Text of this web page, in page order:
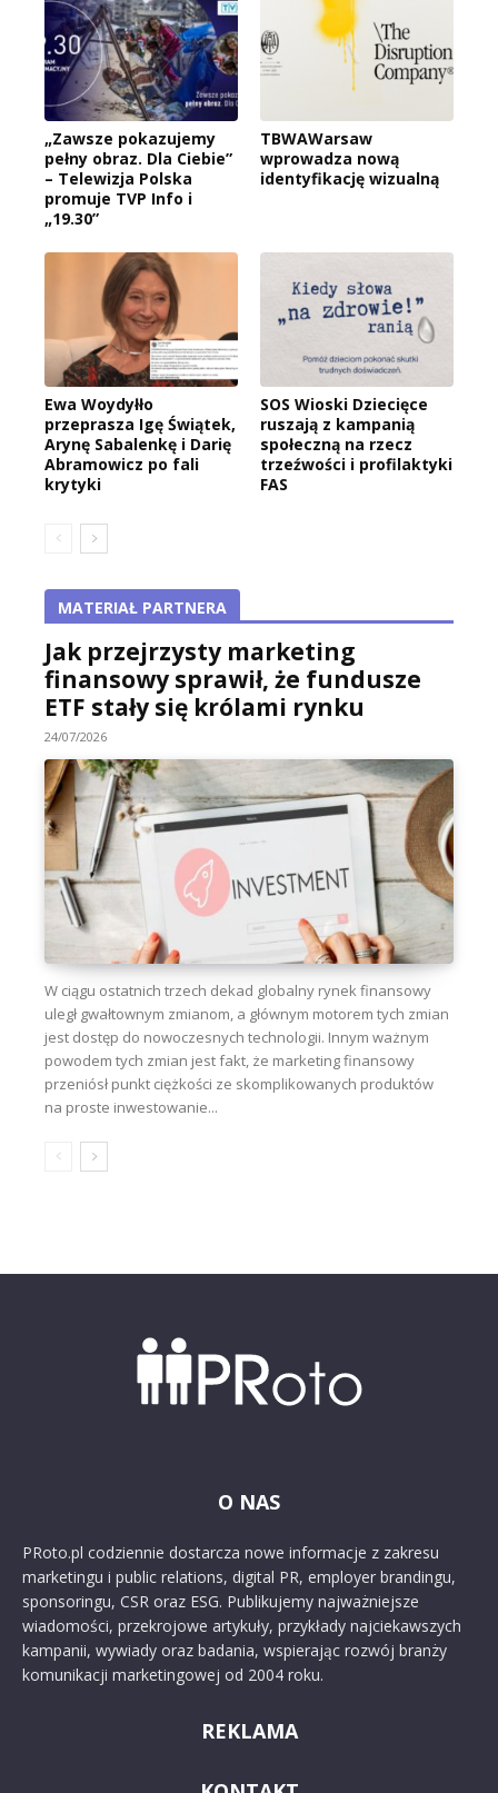
„Zawsze pokazujemy
pełny obraz. Dla Ciebie”
– Telewizja Polska
promuje TVP Info i
„19.30”
TBWAWarsaw
wprowadza nową
identyfikację wizualną
Ewa Woydyłło
przeprasza Igę Świątek,
Arynę Sabalenkę i Darię
Abramowicz po fali
krytyki
SOS Wioski Dziecięce
ruszają z kampanią
społeczną na rzecz
trzeźwości i profilaktyki
FAS
MATERIAŁ PARTNERA
Jak przejrzysty marketing
finansowy sprawił, że fundusze
ETF stały się królami rynku
24/07/2026
W ciągu ostatnich trzech dekad globalny rynek finansowy
uległ gwałtownym zmianom, a głównym motorem tych zmian
jest dostęp do nowoczesnych technologii. Innym ważnym
powodem tych zmian jest fakt, że marketing finansowy
przeniósł punkt ciężkości ze skomplikowanych produktów
na proste inwestowanie...
O NAS
PRoto.pl codziennie dostarcza nowe informacje z zakresu
marketingu i public relations, digital PR, employer brandingu,
sponsoringu, CSR oraz ESG. Publikujemy najważniejsze
wiadomości, przekrojowe artykuły, przykłady najciekawszych
kampanii, wywiady oraz badania, wspierając rozwój branży
komunikacji marketingowej od 2004 roku.
REKLAMA